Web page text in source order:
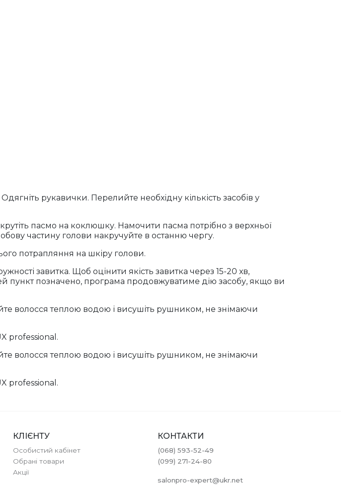
рукавички. Перелийте необхідну кількість засобів у
пасмо на коклюшку. Намочити пасма потрібно з верхньої
частину голови накручуйте в останню чергу.
потрапляння на шкіру голови.
завитка. Щоб оцінити якість завитка через 15-20 хв,
пункт позначено, програма продовжуватиме дію засобу, якщо ви
волосся теплою водою і висушіть рушником, не знімаючи
professional.
волосся теплою водою і висушіть рушником, не знімаючи
professional.
КЛІЄНТУ
Особистий кабінет
Обрані товари
Акції
КОНТАКТИ
(068) 593-52-49
(099) 271-24-80
salonpro-expert@ukr.net